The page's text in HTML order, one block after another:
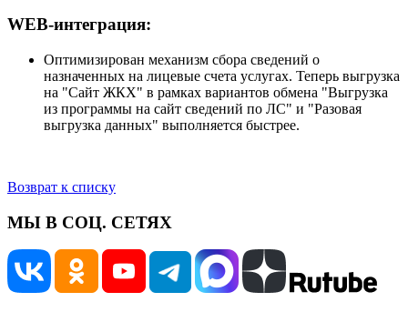
WEB-интеграция:
Оптимизирован механизм сбора сведений о
назначенных на лицевые счета услугах. Теперь выгрузка
на "Сайт ЖКХ" в рамках вариантов обмена "Выгрузка
из программы на сайт сведений по ЛС" и "Разовая
выгрузка данных" выполняется быстрее.
Возврат к списку
МЫ В СОЦ. СЕТЯХ